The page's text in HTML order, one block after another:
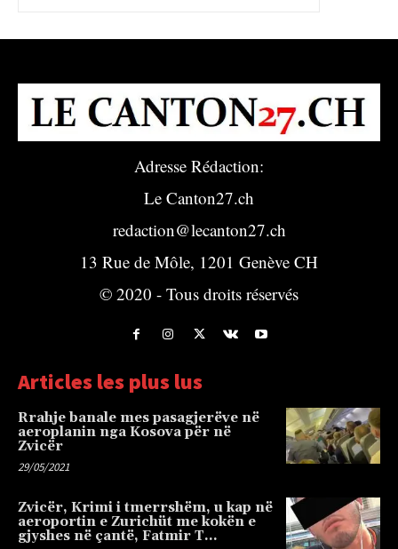
Adresse Rédaction:
Le Canton27.ch
redaction@lecanton27.ch
13 Rue de Môle, 1201 Genève CH
© 2020 - Tous droits réservés
Articles les plus lus
Rrahje banale mes pasagjerëve në
aeroplanin nga Kosova për në
Zvicër
29/05/2021
Zvicër, Krimi i tmerrshëm, u kap në
aeroportin e Zurichüt me kokën e
gjyshes në çantë, Fatmir T…